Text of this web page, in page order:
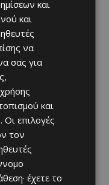
τομέας στην
εν μέσω
DEAL με τη
του
και
και
να
σας για
και
Οι επιλογές
τον
έχετε το